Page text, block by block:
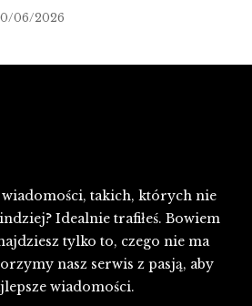
06/2026
wiadomości, takich, których nie
Idealnie trafiłeś. Bowiem
tylko to, czego nie ma
nasz serwis z pasją, aby
wiadomości.